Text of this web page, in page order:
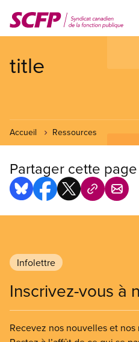
au
contenu
title
Accueil Ressources
Partager cette page
Infolettre
Inscrivez-vous à
Recevez nos nouvelles et nos